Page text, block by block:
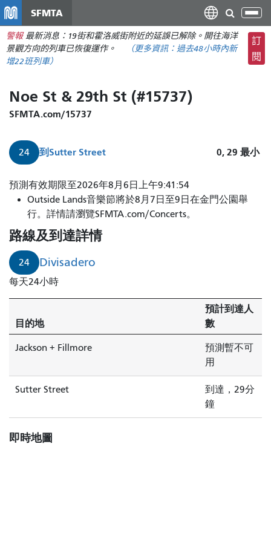
主
要
SFMTA
切
換
導
航
警報 最新消息：19街和霍洛威街附近的延誤已解除。開往海洋
景觀方向的列車已恢復運作。
（更多資訊： 過去48小時內新
增22班列車）
訂
閱
Noe St & 29th St (#15737)
SFMTA.com/15737
24 到 Sutter Street 0, 29 最小
24
路
Divisadero
到
Sutter
街
的
列
車
將
抵
預測有效期限至2026年8月6日上午9:41:54
Outside Lands音樂節將於8月7日至9日在金門公園舉
行。詳情請瀏覽SFMTA.com/Concerts。
路線及到達詳情
24 Divisadero
每天24小時
目的地
預計到達人
數
Jackson + Fillmore
預測暫不可
用
Sutter Street
到達，29分
鐘
即時地圖